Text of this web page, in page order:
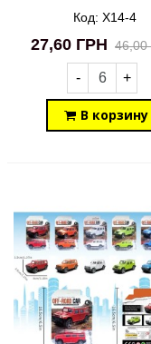
X14-4
Код: X14-4
27,60 ГРН
- +
В корзину